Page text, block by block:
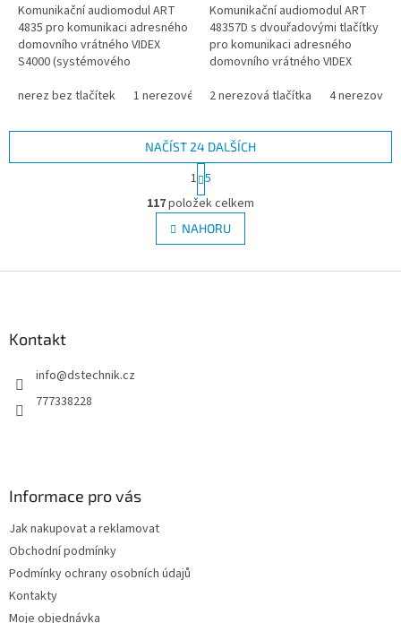
Komunikační audiomodul ART
4835 pro komunikaci adresného
domovního vrátného VIDEX
S4000 (systémového
jednoho nebo až pro 64
nerez bez tlačítek 1 nerezové tlačítko 2 nerezová tlačítka
Komunikační audiomodul ART
48357D s dvouřadovými tlačítky
pro komunikaci adresného
domovního vrátného VIDEX
domovního telefonu) pro
2 nerezová tlačítka 4 nerezová
O
v
l
á
NAČÍST 24 DALŠÍCH
S
t
r
á
n
k
v
1 5
117položek celkem
NAHORU
Kontakt
info@dstechnik.cz
777338228
Informace pro vás
Jak nakupovat a reklamovat
Obchodní podmínky
Podmínky ochrany osobních údajů
Kontakty
Moje objednávka